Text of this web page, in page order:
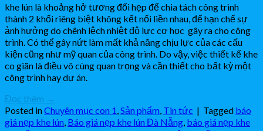
khe lún là khoảng hở tương đối hẹp để chia tách công trình
thành 2 khối riêng biệt không kết nối liền nhau, để hạn chế sự
ảnh hưởng do chênh lệch nhiệt độ lực cơ học gây ra cho công
trình. Có thể gây nứt làm mất khả năng chịu lực của các cấu
kiện cũng như mỹ quan của công trình. Do vậy, việc thiết kế khe
co giãn là điều vô cùng quan trọng và cần thiết cho bất kỳ một
công trình hay dự án.
Đọc thêm →
Posted inChuyên mục con 1,Sản phẩm, Tin tức | Tagged báo
giá nẹp khe lún, Báo giá nẹp khe lún Đà Nẵng, báo giá nẹp khe